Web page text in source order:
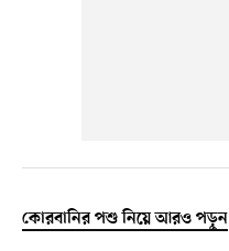
কোরবানির পশু নিয়ে আরও পড়ুন